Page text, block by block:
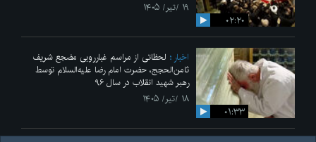
۰۲:۲۰
۱۹ /تیر/ ۱۴۰۵
۰۱:۳۳
اخبار
لحظاتی از مراسم غبارروبی مضجع شریف
ثامن‌الحجج، حضرت امام رضا علیه‌السلام توسط
رهبر شهید انقلاب در سال ۹۶
۱۸ /تیر/ ۱۴۰۵